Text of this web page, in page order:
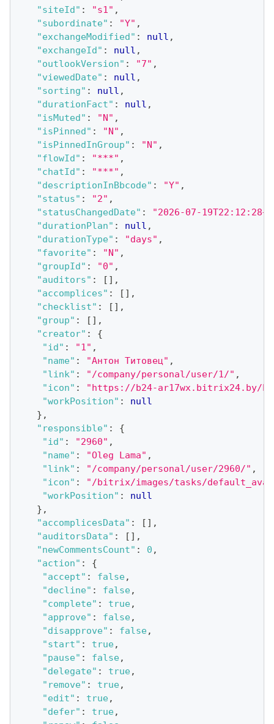
"siteId" : "s1" ,
"subordinate" : "Y" ,
"exchangeModified" : null ,
"exchangeId" : null ,
"outlookVersion" : "7" ,
"viewedDate" : null ,
"sorting" : null ,
"durationFact" : null ,
"isMuted" : "N" ,
"isPinned" : "N" ,
"isPinnedInGroup" : "N" ,
"flowId" : "***" ,
"chatId" : "***" ,
"descriptionInBbcode" : "Y" ,
"status" : "2" ,
"statusChangedDate" :
"2026-07-
"durationPlan" : null ,
"durationType" : "days" ,
"favorite" : "N" ,
"groupId" : "0" ,
"auditors" : [ ] ,
"accomplices" : [ ] ,
"checklist" : [ ] ,
"group" : [ ] ,
"creator" :
{
"id" : "1" ,
"name" : "Антон Титовец" ,
"link" : "/company/personal/user/1/" ,
"icon" :
"https://b24-ar17wx.bitrix24.by/
"workPosition" :
null
} ,
"responsible" :
{
"id" : "2960" ,
"name" : "Oleg Lama" ,
"link" : "/company/personal/user/2960/" ,
"icon" :
"/bitrix/images/tasks/
"workPosition" :
null
} ,
"accomplicesData" : [ ] ,
"auditorsData" : [ ] ,
"newCommentsCount" : 0 ,
"action" :
{
"accept" : false,
"decline" : false,
"complete" : true,
"approve" : false,
"disapprove" : false,
"start" : true,
"pause" : false,
"delegate" : true,
"remove" : true,
"edit" : true,
"defer" : true,